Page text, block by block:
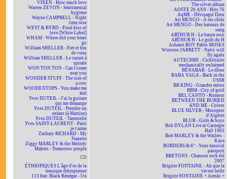
VIXEN - How much love
Warren ZEVON - Sentimental
hygiene
Wayne CAMPBELL - Night
time rose
WEST & BYRD - Final kiss of
love [White Label]
WHAM - Where did your heart
go
William SHELLER - Fier et fou
de vous
William SHELLER - Le carnet à
spirale
WON TON TON - Can I come
near you
WONDER STUFF - The size of
a cow
WOODENTOPS - You make me
feel
Yves DUTEIL - J'ai la guitare
qui me démange
Yves DUTEIL - Prendre un
enfant (à Martine)
Yves DUTEIL - Tarentelle
Yves SAINT-LAURENT - Paris
je t'aime
Zachary RICHARD - My
Nanette
Ziggy MARLEY & the Melody
Makers - Tomorrow people
CD
ÉTHIOPIQUES L'âge d'or de la
musique éthiopienne
113 feat. Black Rénégat - Un
The silver album
AOSTE 20 ANS - Hits 76
AqME - Dévisager Dieu
Art MENGO - À tes côtés
Art MENGO - Des bateaux de
sang
ARTHUR H - Le baron noir
ARTHUR H - Le goût du H
Ashanti ROY Pablo MOSES
Winston JARRETT - Natty will
fly again
AUTECHRE - Cichlisuite
mechanically reclaimed
BÉNABAR - Le dîner
BABA YAGA - Back in the
USSR
BB KING - Grandes mitos
BBM - City of gold
BEL CANTO - Rumour
BETWEEN THE BURIED
AND ME - Colors
BLUE SILVER - Musiques
d'Algérie
BLUR - Girls & boys
Bob DYLAN Live at Carnegie
Hall 1963
Bob MARLEY & the Wailers -
Kaya
BORDERS & 6° - Your musical
passport
BRETONS - Chanson rock été
2007
Brigitte FONTAINE - Ah que la
vie est belle
Brigitte FONTAINE + Areski +